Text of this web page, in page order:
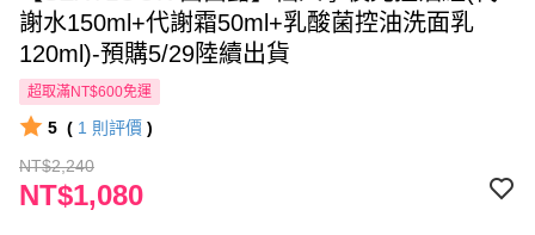
謝水150ml+代謝霜50ml+乳酸菌控油洗面乳
120ml)-預購5/29陸續出貨
超取滿NT$600免運
5 ( 1 則評價 )
NT$2,240
NT$1,080